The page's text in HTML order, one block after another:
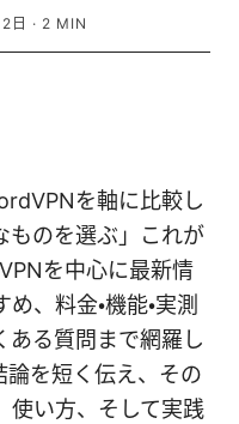
日 · 2 MIN
を軸に比較し
ものを選ぶ」これが
を中心に最新情
、料金・機能・実測
ある質問まで網羅し
論を短く伝え、その
使い方、そして実践